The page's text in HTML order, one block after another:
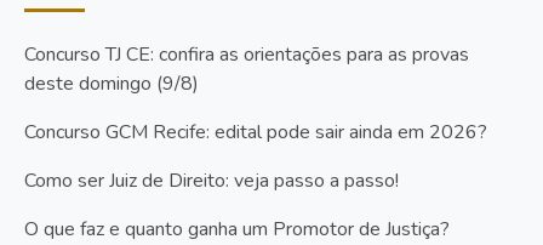
Concurso TJ CE: confira as orientações para as provas
deste domingo (9/8)
Concurso GCM Recife: edital pode sair ainda em 2026?
Como ser Juiz de Direito: veja passo a passo!
O que faz e quanto ganha um Promotor de Justiça?